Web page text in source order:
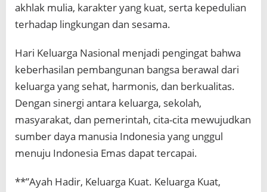
akhlak mulia, karakter yang kuat, serta kepedulian
terhadap lingkungan dan sesama.
Hari Keluarga Nasional menjadi pengingat bahwa
keberhasilan pembangunan bangsa berawal dari
keluarga yang sehat, harmonis, dan berkualitas.
Dengan sinergi antara keluarga, sekolah,
masyarakat, dan pemerintah, cita-cita mewujudkan
sumber daya manusia Indonesia yang unggul
menuju Indonesia Emas dapat tercapai.
**”Ayah Hadir, Keluarga Kuat. Keluarga Kuat,